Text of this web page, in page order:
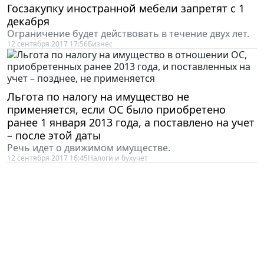
Госзакупку иностранной мебели запретят с 1
декабря
Ограничение будет действовать в течение двух лет.
12 сентября 2017 17:56Бизнес
Льгота по налогу на имущество не
применяется, если ОС было приобретено
ранее 1 января 2013 года, а поставлено на учет
– после этой даты
Речь идет о движимом имуществе.
12 сентября 2017 16:45Налоги и бухучет